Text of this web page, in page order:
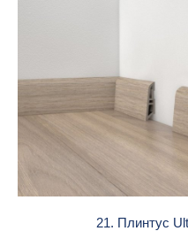
21. Плинтус